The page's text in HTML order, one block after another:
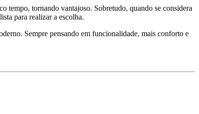
tempo, tornando vantajoso. Sobretudo, quando se considera
para realizar a escolha.
Sempre pensando em funcionalidade, mais conforto e